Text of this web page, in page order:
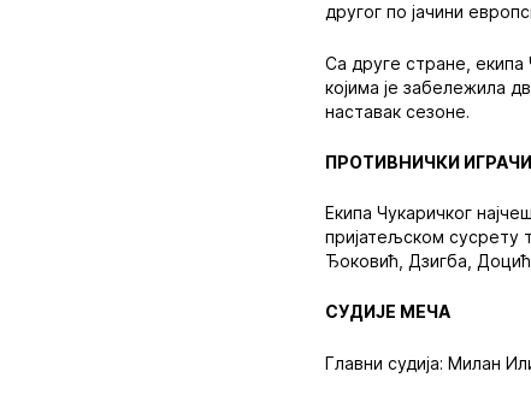
другог по јачини
Са друге стране, екипа
којима је забележила
наставак сезоне.
ПРОТИВНИЧКИ ИГРАЧИ
Екипа Чукаричког
пријатељском сусрету
Ђоковић, Дзигба,
СУДИЈЕ МЕЧА
Главни судија: Милан